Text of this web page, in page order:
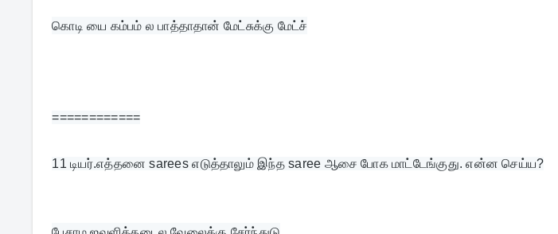
கொடி யை கம்பம் ல பாத்தாதான் மேட்சுக்கு மேட்ச்
============
11 டியர்.எத்தனை sarees எடுத்தாலும் இந்த saree ஆசை போக மாட்டேங்குது. என்ன செய்ய?